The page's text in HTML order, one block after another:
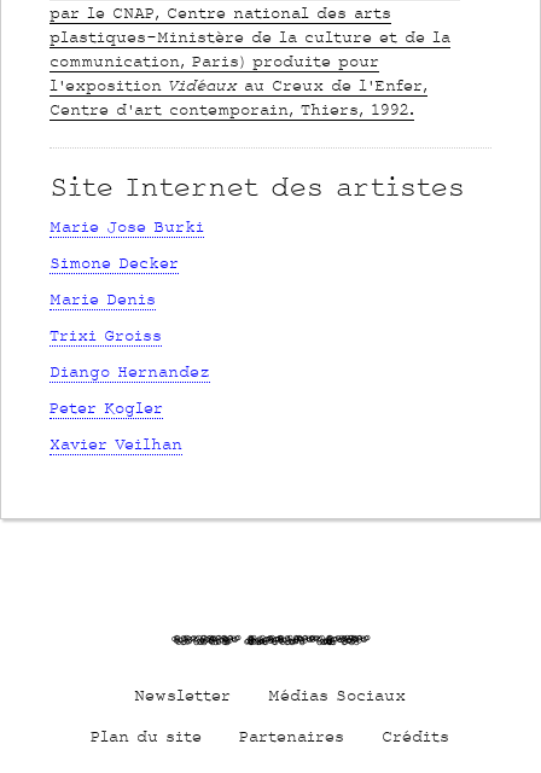
par le CNAP, Centre national des arts
plastiques-Ministère de la culture et de la
communication, Paris) produite pour
l’exposition Vidéauxau Creux de l’Enfer,
Centre d’art contemporain, Thiers, 1992.
Site Internet des artistes
Marie Jose Burki
Simone Decker
Marie Denis
Trixi Groiss
Diango Hernandez
Peter Kogler
Xavier Veilhan
vWIE0O FMxxvPOWFYRI5
Newsletter Médias Sociaux
Plan du site Partenaires Crédits